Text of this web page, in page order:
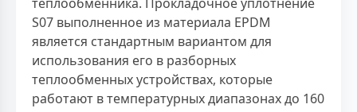
S07 выполненное из материала EPDM
является стандартным вариантом для
использования его в разборных
теплообменных устройствах, которые
работают в температурных диапазонах до 160